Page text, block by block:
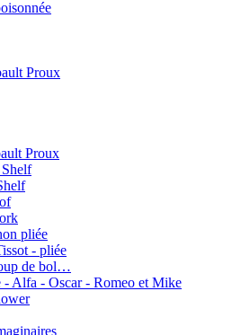
Proux
Proux
pliée
- pliée
de bol…
Alfa - Oscar - Romeo et Mike